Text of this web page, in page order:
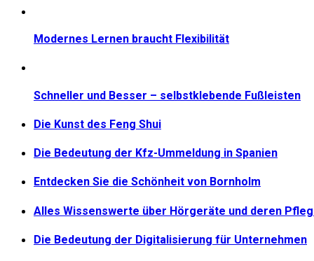
Modernes Lernen braucht Flexibilität
Schneller und Besser – selbstklebende Fußleisten
Die Kunst des Feng Shui
Die Bedeutung der Kfz-Ummeldung in Spanien
Entdecken Sie die Schönheit von Bornholm
Alles Wissenswerte über Hörgeräte und deren
Die Bedeutung der Digitalisierung für Unternehmen